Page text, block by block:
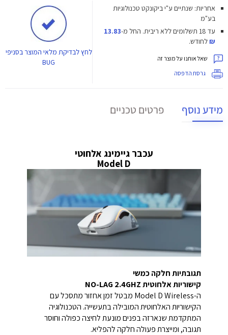
אחריות: שנתיים ע"י ביקונקט טכנולוגיות
בע"מ
עד 18 תשלומים ללא ריבית.
החל מ-13.83
₪לחודש.
שאל אותנו על מוצר זה
גרסת הדפסה
לחץלבדיקת מלאי המוצר בסניפי
BUG
מידע נוסף פרטים טכניים
עכבר גיימינג אלחוטי
Model D
תגובתיות חלקה כמשי
קישוריות אלחוטית NO-LAG 2.4GHZ
ה-Model D Wireless מבטל זמן אחזור מתסכל עם
הקישוריות האלחוטית המובילה בתעשייה. הטכנולוגיה
המתקדמת שנארזה בפנים מונעת לחיצה כפולה וחוסר
תגובה, ומייצרת פעולה חלקה להפליא.